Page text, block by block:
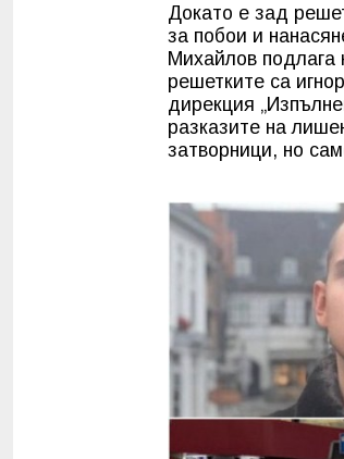
Докато е зад
за побои и
Михайлов подлага
решетките са
дирекция
разказите на
затворници, но